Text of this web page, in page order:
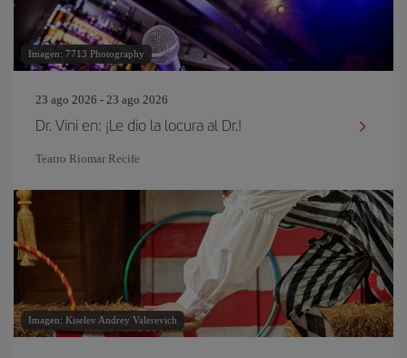
Imagen: 7713 Photography
23 ago 2026 - 23 ago 2026
Dr. Vini en: ¡Le dio la locura al Dr.!
Teatro Riomar Recife
Imagen: Kiselev Andrey Valerevich